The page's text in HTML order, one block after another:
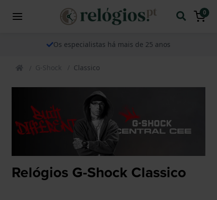
0
Os especialistas há mais de 25 anos
G-Shock Classico
Relógios G-Shock Classico